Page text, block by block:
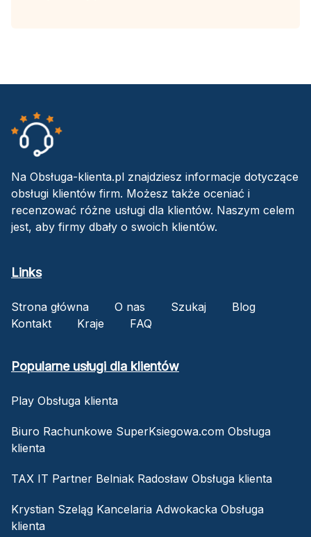
Na Obsługa-klienta.pl znajdziesz informacje dotyczące
obsługi klientów firm. Możesz także oceniać i
recenzować różne usługi dla klientów. Naszym celem
jest, aby firmy dbały o swoich klientów.
Links
Strona główna O nas Szukaj
Blog
Kontakt
Kraje FAQ
Popularne usługi dla klientów
Play Obsługa klienta
Biuro Rachunkowe SuperKsiegowa.com Obsługa
klienta
TAX IT Partner Belniak Radosław Obsługa klienta
Krystian Szeląg Kancelaria Adwokacka Obsługa
klienta